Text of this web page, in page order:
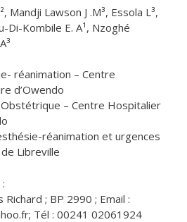
Mandji Lawson J .M³, Essola L³,
Di-Kombile E. A¹, Nzoghé
réanimation – Centre
d’Owendo
Obstétrique – Centre Hospitalier
réanimation et urgences
Libreville
; BP 2990 ; Email :
Tél : 00241 02061924